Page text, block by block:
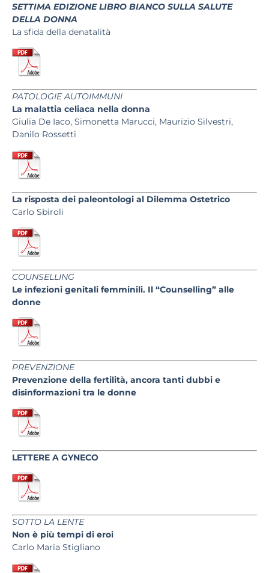
SETTIMA EDIZIONE LIBRO BIANCO SULLA SALUTE
DELLA DONNA
La sfida della denatalità
PATOLOGIE AUTOIMMUNI
La malattia celiaca nella donna
Giulia De Iaco, Simonetta Marucci, Maurizio Silvestri,
Danilo Rossetti
La risposta dei paleontologi al Dilemma Ostetrico
Carlo Sbiroli
COUNSELLING
Le infezioni genitali femminili. Il “Counselling” alle
donne
PREVENZIONE
Prevenzione della fertilità, ancora tanti dubbi e
disinformazioni tra le donne
LETTERE A GYNECO
SOTTO LA LENTE
Non è più tempi di eroi
Carlo Maria Stigliano